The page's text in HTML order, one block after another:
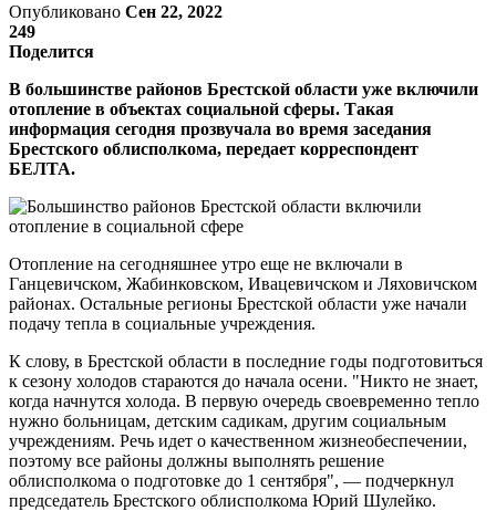
Опубликовано Сен 22, 2022
249
Поделится
В большинстве районов Брестской области уже включили
отопление в объектах социальной сферы. Такая
информация сегодня прозвучала во время заседания
Брестского облисполкома, передает корреспондент
БЕЛТА.
Отопление на сегодняшнее утро еще не включали в
Ганцевичском, Жабинковском, Ивацевичском и Ляховичском
районах. Остальные регионы Брестской области уже начали
подачу тепла в социальные учреждения.
К слову, в Брестской области в последние годы подготовиться
к сезону холодов стараются до начала осени. "Никто не знает,
когда начнутся холода. В первую очередь своевременно тепло
нужно больницам, детским садикам, другим социальным
учреждениям. Речь идет о качественном жизнеобеспечении,
поэтому все районы должны выполнять решение
облисполкома о подготовке до 1 сентября", — подчеркнул
председатель Брестского облисполкома Юрий Шулейко.